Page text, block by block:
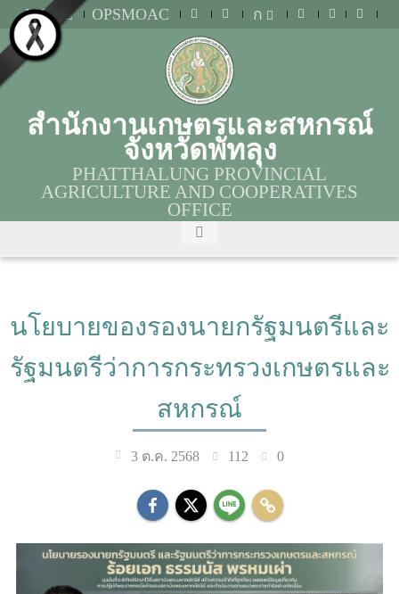
MOAC OPSMOAC ก
สำนักงานเกษตรและสหกรณ์
จังหวัดพัทลุง
PHATTHALUNG PROVINCIAL
AGRICULTURE AND COOPERATIVES
OFFICE
นโยบายของรองนายกรัฐมนตรีและ
รัฐมนตรีว่าการกระทรวงเกษตรและ
สหกรณ์
3 ต.ค. 2568 112 0